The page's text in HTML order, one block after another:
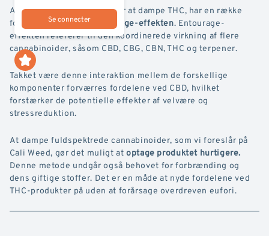
At dampe fuldspektret, eller at dampe THC, har en række
fordele, ikke mindst
entourage-effekten. Entourage-
effekten refererer til den koordinerede virkning af flere
cannabinoider, såsom CBD, CBG, CBN, THC og terpener.
Takket være denne interaktion mellem de forskellige
komponenter forværres fordelene ved CBD, hvilket
forstærker de potentielle effekter af velvære og
stressreduktion.
At dampe fuldspektrede cannabinoider, som vi foreslår på
Cali Weed, gør det muligt atoptage produktet hurtigere.
Denne metode undgår også behovet for forbrænding og
dens giftige stoffer. Det er en måde at nyde fordelene ved
THC-produkter på uden at forårsage overdreven eufori.
Se connecter